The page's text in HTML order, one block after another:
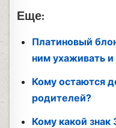
Еще:
Платиновый
ним ухаживать
Кому остаются
родителей?
Кому какой